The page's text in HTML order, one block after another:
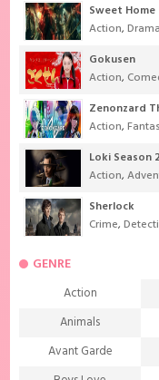
Sweet Home
Action,
Gokusen
Action,
Zenonzard
Action,
Loki Season 2
Action,
Sherlock
Crime,
GENRE
Action
Animals
Avant Garde